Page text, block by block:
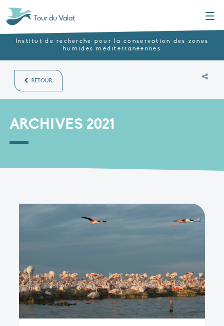
Tour du Valat
Institut de recherche pour la conservation des zones
humides méditerranéennes
RETOUR
ARCHIVES 2021